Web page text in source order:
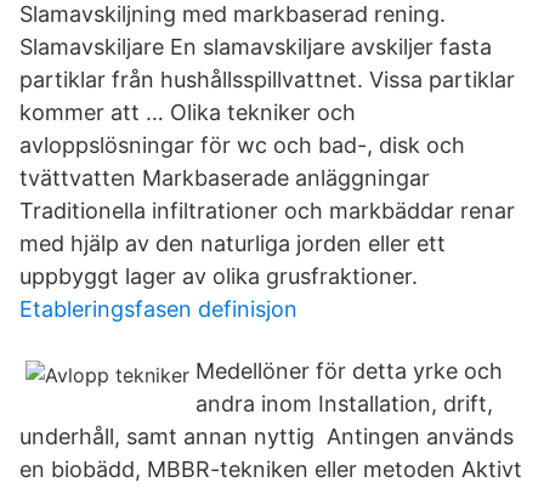
Slamavskiljning med markbaserad rening.
Slamavskiljare En slamavskiljare avskiljer fasta
partiklar från hushållsspillvattnet. Vissa partiklar
kommer att … Olika tekniker och
avloppslösningar för wc och bad-, disk och
tvättvatten Markbaserade anläggningar
Traditionella infiltrationer och markbäddar renar
med hjälp av den naturliga jorden eller ett
uppbyggt lager av olika grusfraktioner.
Etableringsfasen definisjon
Medellöner för detta yrke och
andra inom Installation, drift,
underhåll, samt annan nyttig Antingen används
en biobädd, MBBR-tekniken eller metoden Aktivt